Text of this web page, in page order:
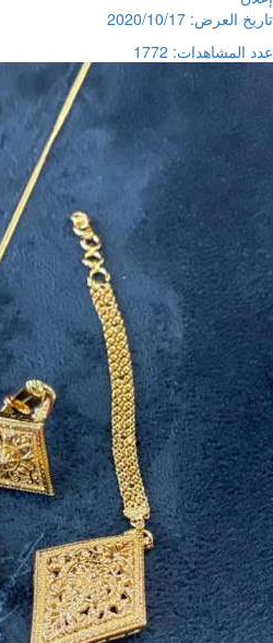
تاريخ العرض: 2020/10/17
عدد المشاهدات: 1772